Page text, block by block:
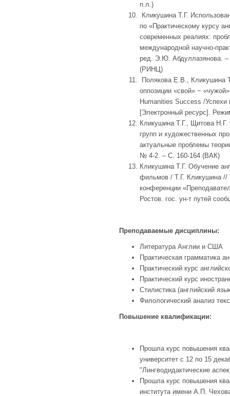
п.л.)
Кликушина Т.Г.
по «Практическому курсу
современных реалиях:
международной научно-
ред. Э.Ю. Абдуллазянова. –
(РИНЦ)
Полякова Е.В., Кликушина
оппозиции «свой» −
Humanities Success /
[Электронный ресурс].
Кликушина Т.Г., Щитова
групп и художественных
актуальные проблемы
№ 4-2. – C. 160-164 (ВАК)
Кликушина Т.Г. Обучение
фильмов / Т.Г. Кликушина //
конференции
Ростов. гос. ун-т путей
Преподаваемые дисциплины:
Литература Англии и США
Практическая грамматика
Практический курс
Практический курс
Стилистика (английский
Филологический анализ
Повышение квалификации:
Прошла курс повышения
университет с 12 по 15
"Лингводидактические
Прошла курс повышения
института имени А.П.